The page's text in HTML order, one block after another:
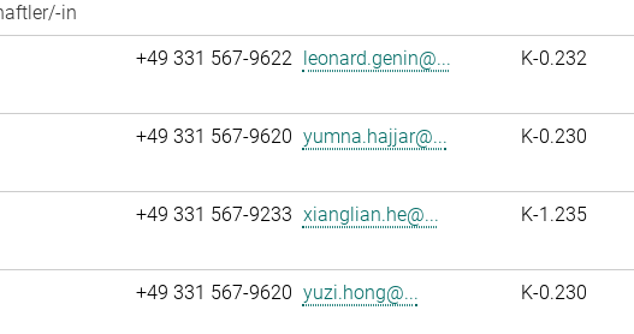
in
+49 331 567-9622 leonard.genin@... K-0.232
+49 331 567-9620 yumna.hajjar@... K-0.230
+49 331 567-9233 xianglian.he@... K-1.235
+49 331 567-9620 yuzi.hong@... K-0.230